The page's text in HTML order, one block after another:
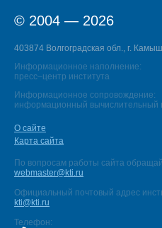
© 2004 — 2026
403874 Волгоградская обл., г.
Информационное наполнение:
пресс–центр института
Информационное сопровождение:
информационный вычислительный
О сайте
Карта сайта
По вопросам работы сайта
webmaster@kti.ru
Официальный почтовый адрес
kti@kti.ru
Телефон: